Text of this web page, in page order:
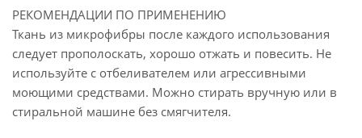
РЕКОМЕНДАЦИИ ПО ПРИМЕНЕНИЮ
Ткань из микрофибры после каждого использования
следует прополоскать, хорошо отжать и повесить. Не
используйте с отбеливателем или агрессивными
моющими средствами. Можно стирать вручную или в
стиральной машине без смягчителя.